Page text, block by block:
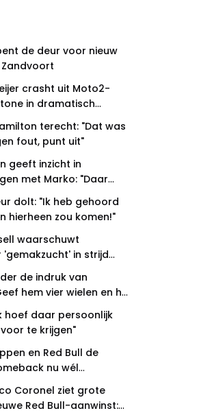
de deur voor nieuw
crasht uit Moto2-
in dramatisch
terecht: "Dat was
fout, punt uit"
geeft inzicht in
met Marko: "Daar
dolt: "Ik heb gehoord
hierheen zou komen!"
waarschuwt
'gemakzucht' in strijd
de indruk van
hem vier wielen en hij
hoef daar persoonlijk
te krijgen"
en Red Bull de
nu wél
Coronel ziet grote
Red Bull-aanwinst: